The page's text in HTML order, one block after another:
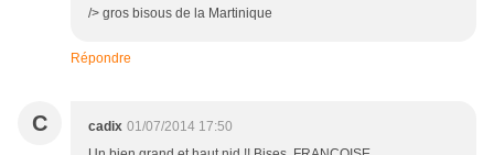
/> gros bisous de la Martinique
Répondre
C cadix 01/07/2014 17:50